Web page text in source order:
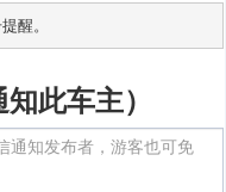
醒。
此车主）